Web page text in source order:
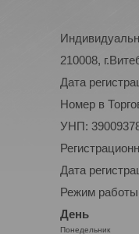
210008,
Дата
Номер в
УНП:
Дата
Режим
День
Понедельник